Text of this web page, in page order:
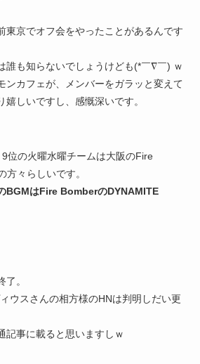
東京でオフ会をやったことがあるんです
誰も知らないでしょうけども(*￣∇￣) ｗ
ンカフェが、メンバーをガラッと変えて
嬉しいですし、感慨深いです。
位の火曜水曜チームは大阪のFire
方々らしいです。
BGMはFire BomberのDYNAMITE
。
ウスさんの相方様のHNは判明しだい更
記事に載ると思いますしｗ